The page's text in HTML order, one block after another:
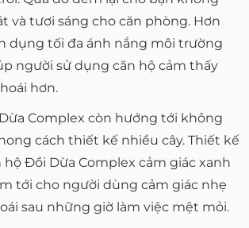
và tươi sáng cho căn phòng. Hơn
dụng tối đa ánh nắng môi trường
người sử dụng căn hộ cảm thấy
hơn.
Complex còn hướng tới không
cách thiết kế nhiều cây. Thiết kế
hộ Đồi Dừa Complex cảm giác xanh
tới cho người dùng cảm giác nhẹ
sau những giờ làm việc mệt mỏi.